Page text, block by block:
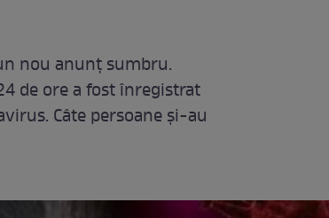
nou anunț sumbru.
de ore a fost înregistrat
Câte persoane și-au